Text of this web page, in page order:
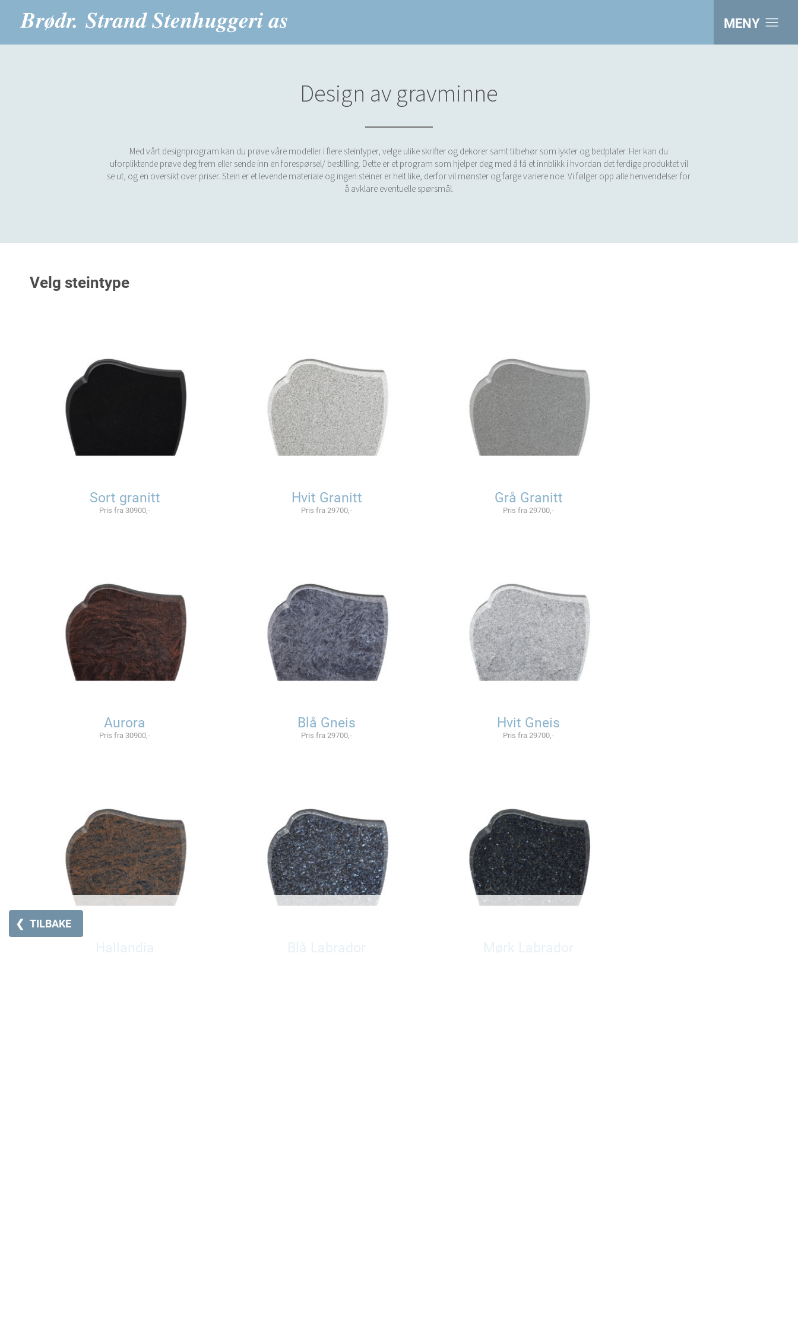
MENY
Design av gravminne
Med vårt designprogram kan du prøve våre modeller i flere steintyper, velge ulike skrifter og dekorer samt tilbehør som lykter og bedplater. Her kan du
uforpliktende prøve deg frem eller sende inn en forespørsel/ bestilling. Dette er et program som hjelper deg med å få et innblikk i hvordan det ferdige produktet vil
se ut, og en oversikt over priser. Stein er et levende materiale og ingen steiner er helt like, derfor vil mønster og farge variere noe. Vi følger opp alle henvendelser for
å avklare eventuelle spørsmål.
Velg steintype
Sort granitt
Pris fra 30900,-
Hvit Granitt
Pris fra 29700,-
Grå Granitt
Pris fra 29700,-
Aurora
Pris fra 30900,-
Blå Gneis
Pris fra 29700,-
Hvit Gneis
Pris fra 29700,-
❮ TILBAKE